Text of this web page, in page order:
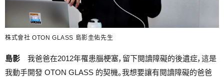
株式會社 OTON GLASS 島影圭佑先生
島影 我爸爸在2012年罹患腦梗塞，留下閱讀障礙的後遺症，這是
我動手開發 OTON GLASS 的契機。我想要讓有閱讀障礙的爸爸